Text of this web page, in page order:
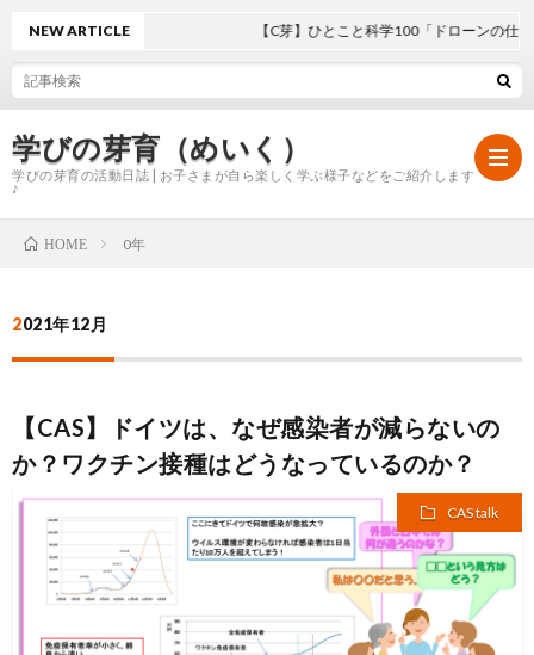
学びの芽育（めいく）
学びの芽育の活動日誌 | お子さまが自ら楽しく学ぶ様子などをご紹介します
♪
NEW ARTICLE 【C芽】ひとこと科学100「ドローンの仕組み
HOME 0年
2021年12月
【CAS】ドイツは、なぜ感染者が減らないの
か？ワクチン接種はどうなっているのか？
CAS talk